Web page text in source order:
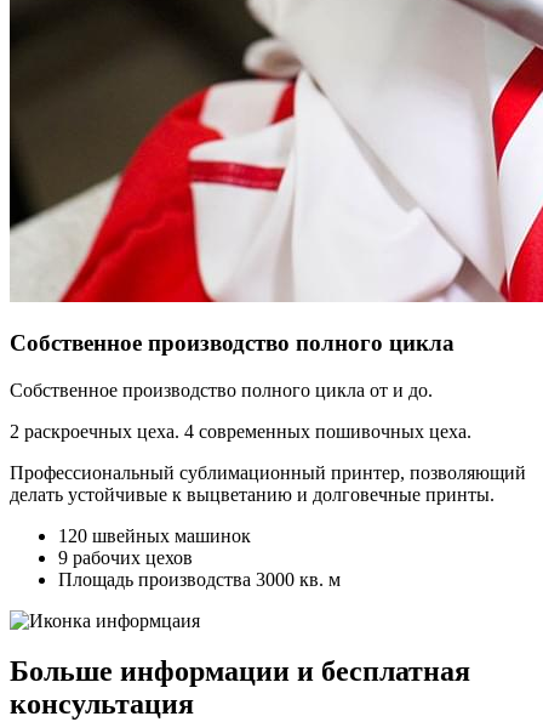
Собственное производство полного цикла
Собственное производство полного цикла от и до.
2 раскроечных цеха. 4 современных пошивочных цеха.
Профессиональный сублимационный принтер, позволяющий
делать устойчивые к выцветанию и долговечные принты.
120 швейных машинок
9 рабочих цехов
Площадь производства 3000 кв. м
Больше информации и бесплатная
консультация